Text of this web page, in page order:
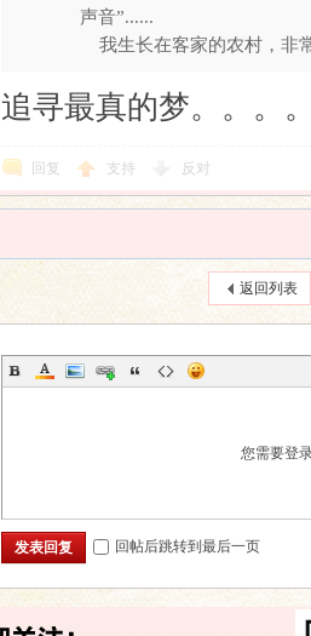
声音”......
我生长在客家的农村，非
追寻最真的梦。。。
回复 支持 反对
返回列表
您需要登
发表回复 回帖后跳转到最后一页